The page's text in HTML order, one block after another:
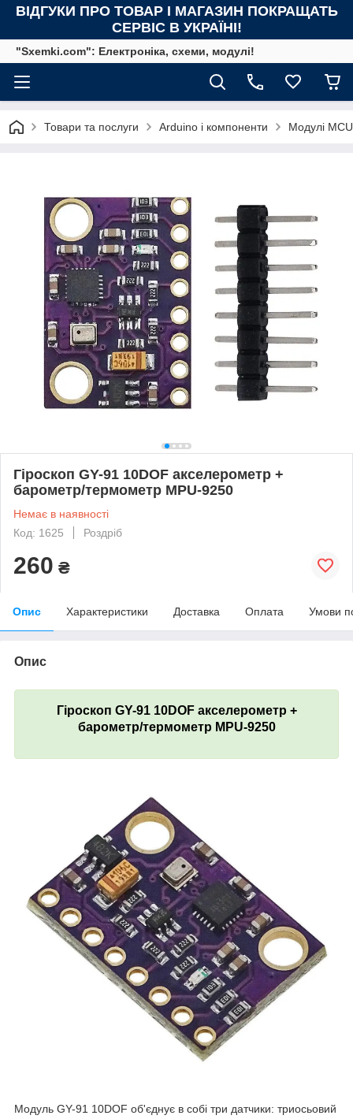
ВІДГУКИ ПРО ТОВАР І МАГАЗИН ПОКРАЩАТЬ
СЕРВІС В УКРАЇНІ!
"Sxemki.com": Електроніка, схеми, модулі!
Товари та послуги Arduino і компоненти Модулі
Гіроскоп GY-91 10DOF акселерометр +
барометр/термометр MPU-9250
Немає в наявності
Код: 1625
Роздріб
260 ₴
Опис Характеристики Доставка Оплата Умови
Опис
Гіроскоп GY-91 10DOF акселерометр +
барометр/термометр MPU-9250
Модуль GY-91 10DOF об'єднує в собі три датчики: триосьовий